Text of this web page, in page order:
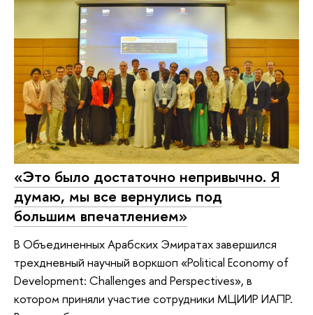
«Это было достаточно непривычно. Я
думаю, мы все вернулись под
большим впечатлением»
В Объединенных Арабских Эмиратах завершился
трехдневный научный воркшоп «Political Economy of
Development: Challenges and Perspectives», в
котором приняли участие сотрудники МЦИИР ИАПР.